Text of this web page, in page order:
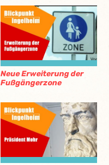
Neue Erweiterung der
Fußgängerzone